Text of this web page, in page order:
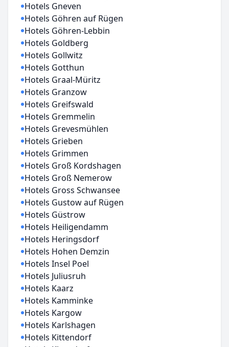
Hotels Gneven
Hotels Göhren auf Rügen
Hotels Göhren-Lebbin
Hotels Goldberg
Hotels Gollwitz
Hotels Gotthun
Hotels Graal-Müritz
Hotels Granzow
Hotels Greifswald
Hotels Gremmelin
Hotels Grevesmühlen
Hotels Grieben
Hotels Grimmen
Hotels Groß Kordshagen
Hotels Groß Nemerow
Hotels Gross Schwansee
Hotels Gustow auf Rügen
Hotels Güstrow
Hotels Heiligendamm
Hotels Heringsdorf
Hotels Hohen Demzin
Hotels Insel Poel
Hotels Juliusruh
Hotels Kaarz
Hotels Kamminke
Hotels Kargow
Hotels Karlshagen
Hotels Kittendorf